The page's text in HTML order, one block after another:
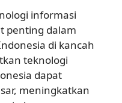
informasi
penting dalam
di kancah
teknologi
dapat
meningkatkan